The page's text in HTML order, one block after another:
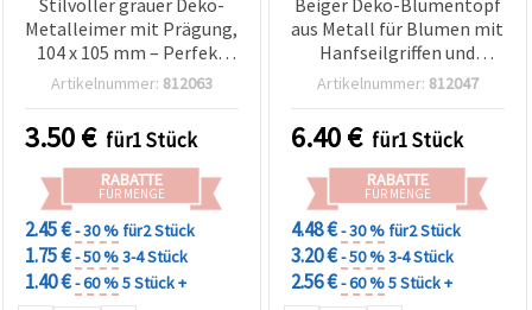
Metalleimer mit Prägung,
104 x 105 mm – Perfekt
für Pflanzen, Geschenke,
Artikelnummer: 812063
3.50€ für1 Stück
RABATTE
FÜR MENGE
2.45 €- 30 %für2 Stück
1.75 €- 50 %3-4 Stück
1.40 €- 60 %5 Stück +
aus Metall für Blumen mit
Hanfseilgriffen und
Aufschrift ’Flowers &
mm – für Haus, Garten &
Balkon
Artikelnummer: 812047
6.40€ für1 Stück
RABATTE
FÜR MENGE
4.48 €- 30 %für2 Stück
3.20 €- 50 %3-4 Stück
2.56 €- 60 %5 Stück +